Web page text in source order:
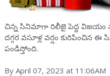
చిన్న సినిమాగా రిలీజై పెద్ద
దగ్గర వసూళ్ల వర్షం
పండిస్తోంది.
By April 07, 2023 at 11:06AM